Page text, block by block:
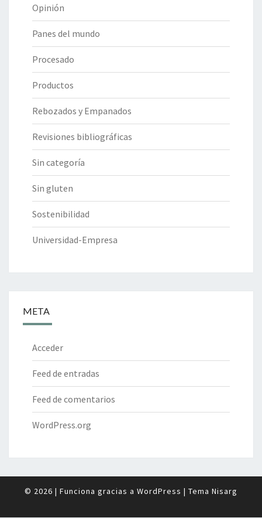
Opinión
Panes del mundo
Procesado
Productos
Rebozados y Empanados
Revisiones bibliográficas
Sin categoría
Sin gluten
Sostenibilidad
Universidad-Empresa
META
Acceder
Feed de entradas
Feed de comentarios
WordPress.org
© 2026 | Funciona gracias a WordPress | Tema Nisarg